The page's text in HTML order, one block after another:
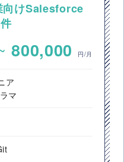
向けSalesforce
800,000 円/月
ア
マ